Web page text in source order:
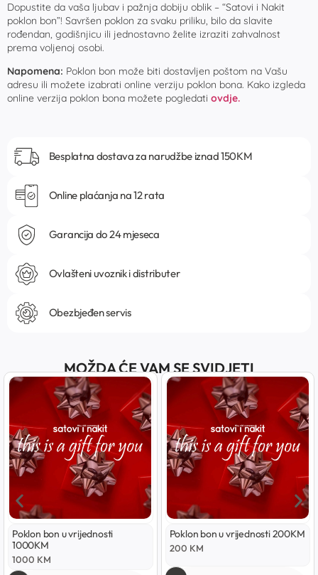
Dopustite da vaša ljubav i pažnja dobiju oblik – “Satovi i Nakit
poklon bon”! Savršen poklon za svaku priliku, bilo da slavite
rođendan, godišnjicu ili jednostavno želite izraziti zahvalnost
prema voljenoj osobi.
Napomena: Poklon bon može biti dostavljen poštom na Vašu
adresu ili možete izabrati online verziju poklon bona. Kako izgleda
online verzija poklon bona možete pogledati ovdje.
Besplatna dostava za narudžbe iznad 150KM
Online plaćanja na 12 rata
Garancija do 24 mjeseca
Ovlašteni uvoznik i distributer
Obezbjeđen servis
MOŽDA ĆE VAM SE SVIDJETI
Poklon bon u vrijednosti
1000KM
1000 KM
Poklon bon u vrijednosti 200KM
200 KM